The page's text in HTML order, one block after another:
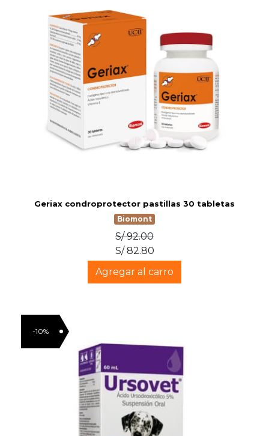
Geriax condroprotector pastillas 30 tabletas
Biomont
S/ 92.00
S/ 82.80
Agregar al carro
-10%